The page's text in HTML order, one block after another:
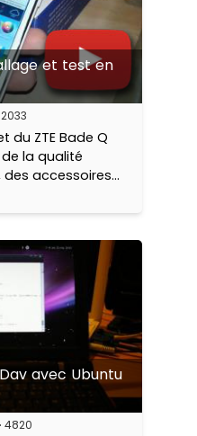
et test en
2033
du ZTE Bade Q
la qualité
accessoires
de
et des bonnes
à moins de 50
avec Ubuntu
4820